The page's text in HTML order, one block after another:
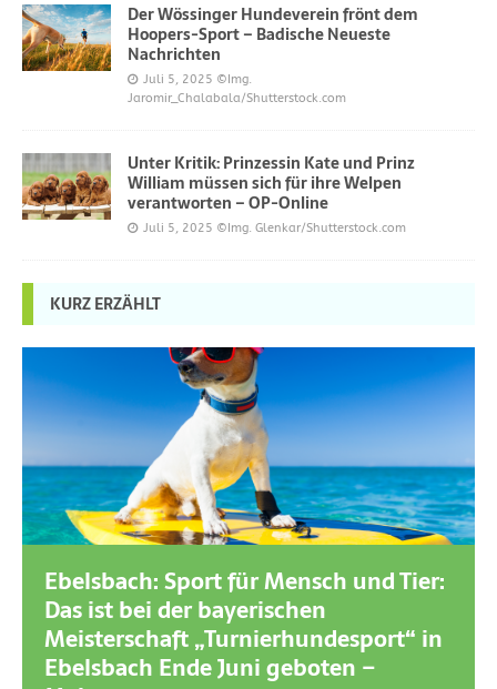
Der Wössinger Hundeverein frönt dem
Hoopers-Sport – Badische Neueste
Nachrichten
Juli 5, 2025 ©Img.
Jaromir_Chalabala/Shutterstock.com
Unter Kritik: Prinzessin Kate und Prinz
William müssen sich für ihre Welpen
verantworten – OP-Online
Juli 5, 2025 ©Img. Glenkar/Shutterstock.com
KURZ ERZÄHLT
Ebelsbach: Sport für Mensch und Tier:
Das ist bei der bayerischen
Meisterschaft „Turnierhundesport“ in
Ebelsbach Ende Juni geboten –